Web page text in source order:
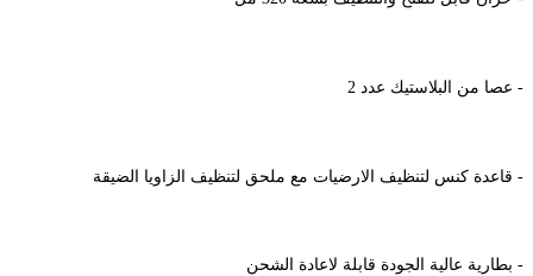
- عصا من البلاستيك عدد 2
- قاعدة كنس لتنظيف الارضيات مع ملحق لتنظيف الزاويا الضيقة
- بطارية عالية الجودة قابلة لاعادة الشحن